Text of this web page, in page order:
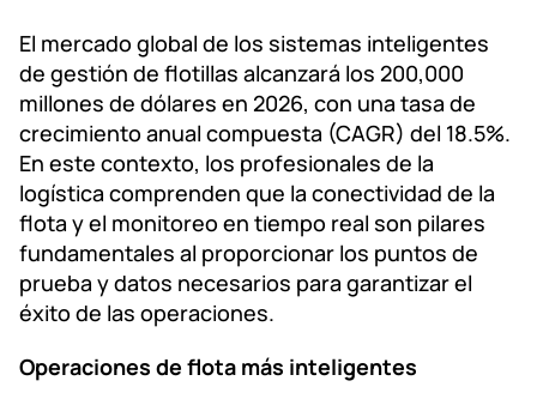
El mercado global de los sistemas inteligentes
de gestión de flotillas alcanzará los 200,000
millones de dólares en 2026, con una tasa de
crecimiento anual compuesta (CAGR) del 18.5%.
En este contexto, los profesionales de la
logística comprenden que la conectividad de la
flota y el monitoreo en tiempo real son pilares
fundamentales al proporcionar los puntos de
prueba y datos necesarios para garantizar el
éxito de las operaciones.
Operaciones de flota más inteligentes